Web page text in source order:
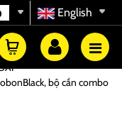
English
bộ cần combo